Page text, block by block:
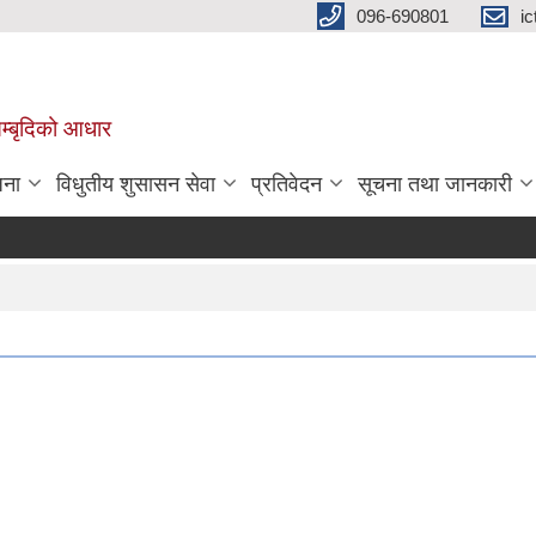
096-690801
आधार
विधुतीय शुसासन सेवा प्रतिवेदन सूचना तथा जानकारी